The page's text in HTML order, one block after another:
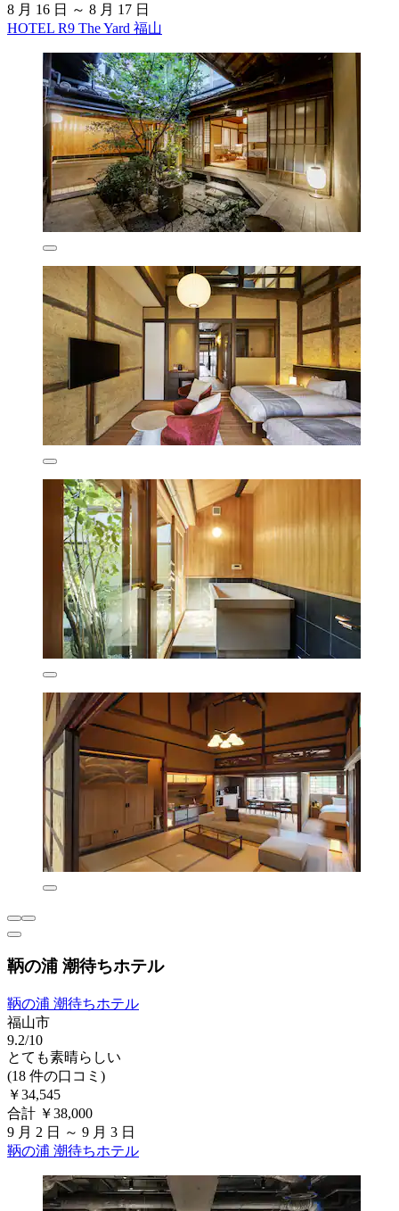
8 月 16 日 ～ 8 月 17 日
HOTEL R9 The Yard 福山
鞆の浦 潮待ちホテル
鞆の浦 潮待ちホテル
福山市
9.2/10
とても素晴らしい
(18 件の口コミ)
￥34,545
合計 ￥38,000
9 月 2 日 ～ 9 月 3 日
鞆の浦 潮待ちホテル